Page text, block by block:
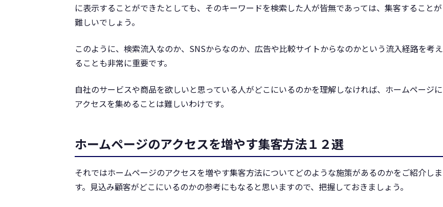
に表示することができたとしても、そのキーワードを検索した人が皆無であっては、集客することが
難しいでしょう。
このように、検索流入なのか、SNSからなのか、広告や比較サイトからなのかという流入経路を考え
ることも非常に重要です。
自社のサービスや商品を欲しいと思っている人がどこにいるのかを理解しなければ、ホームページに
アクセスを集めることは難しいわけです。
ホームページのアクセスを増やす集客方法１２選
それではホームページのアクセスを増やす集客方法についてどのような施策があるのかをご紹介しま
す。見込み顧客がどこにいるのかの参考にもなると思いますので、把握しておきましょう。